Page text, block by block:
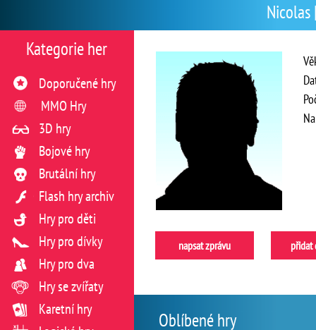
napsat zprávu přidat
Oblíbené hry
Kategorie her
Doporučené hry
MMO Hry
3D hry
Bojové hry
Brutální hry
Flash hry archiv
Hry pro děti
Hry pro dívky
Hry pro dva
Hry se zvířaty
Karetní hry